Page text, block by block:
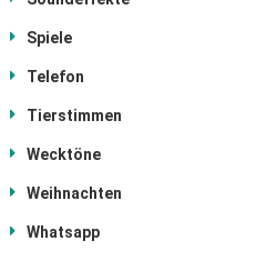
Spiele
Telefon
Tierstimmen
Wecktöne
Weihnachten
Whatsapp